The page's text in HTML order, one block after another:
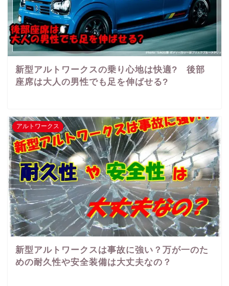
新型アルトワークスの乗り心地は快適? 後部
座席は大人の男性でも足を伸ばせる?
アルトワークス
新型アルトワークスは事故に強い？万が一のた
めの耐久性や安全装備は大丈夫なの？